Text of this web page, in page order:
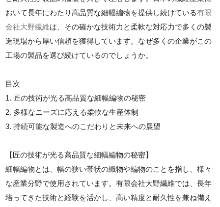
おいて長年にわたり高品質な細幅編物を提供し続けている有限
会社大野繊維は、その確かな技術力と柔軟な対応力で多くの製
造現場から厚い信頼を獲得しています。なぜ多くの企業がこの
工場の製品を選び続けているのでしょうか。
目次
1. 匠の技術が光る高品質な細幅編物の秘密
2. 多様なニーズに応える柔軟な生産体制
3. 持続可能な製造へのこだわりと未来への展望
【匠の技術が光る高品質な細幅編物の秘密】
細幅編物とは、幅の狭い帯状の織物や編物のことを指し、様々
な産業分野で使用されています。有限会社大野繊維では、長年
培ってきた技術と経験を活かし、高い精度と耐久性を兼ね備え